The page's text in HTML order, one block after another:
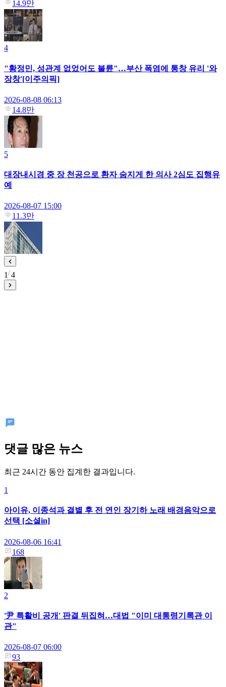
14.9만
4
"황정민, 성관계 없었어도 불륜"…부산 폭염에 통창 유리 '와
장창'[이주의픽]
2026-08-08 06:13
14.8만
5
대장내시경 중 장 천공으로 환자 숨지게 한 의사 2심도 집행유
예
2026-08-07 15:00
11.3만
1 4
댓글 많은 뉴스
최근 24시간 동안 집계한 결과입니다.
1
아이유, 이종석과 결별 후 전 연인 장기하 노래 배경음악으로
선택 [소셜in]
2026-08-06 16:41
168
2
'尹 특활비 공개' 판결 뒤집혀…대법 "이미 대통령기록관 이
관"
2026-08-07 06:00
93